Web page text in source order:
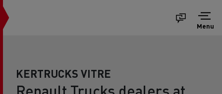
Menu
KERTRUCKS VITRE